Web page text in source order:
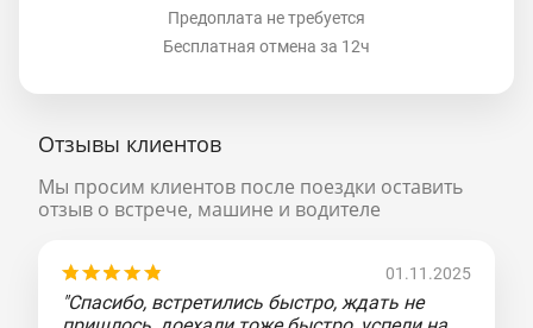
Предоплата не требуется
Бесплатная отмена за 12ч
Отзывы клиентов
Мы просим клиентов после поездки оставить
отзыв о встрече, машине и водителе
01.11.2025
"Спасибо, встретились быстро, ждать не